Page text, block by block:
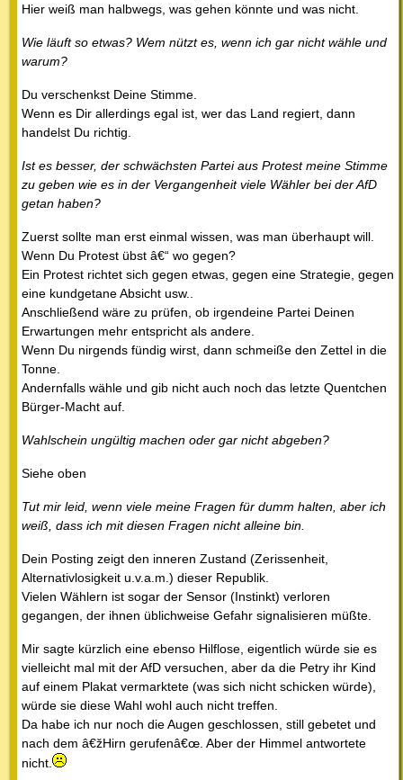
Hier weiß man halbwegs, was gehen könnte und was nicht.
Wie läuft so etwas? Wem nützt es, wenn ich gar nicht wähle und
warum?
Du verschenkst Deine Stimme.
Wenn es Dir allerdings egal ist, wer das Land regiert, dann
handelst Du richtig.
Ist es besser, der schwächsten Partei aus Protest meine Stimme
zu geben wie es in der Vergangenheit viele Wähler bei der AfD
getan haben?
Zuerst sollte man erst einmal wissen, was man überhaupt will.
Wenn Du Protest übst â€“ wo gegen?
Ein Protest richtet sich gegen etwas, gegen eine Strategie, gegen
eine kundgetane Absicht usw..
Anschließend wäre zu prüfen, ob irgendeine Partei Deinen
Erwartungen mehr entspricht als andere.
Wenn Du nirgends fündig wirst, dann schmeiße den Zettel in die
Tonne.
Andernfalls wähle und gib nicht auch noch das letzte Quentchen
Bürger-Macht auf.
Wahlschein ungültig machen oder gar nicht abgeben?
Siehe oben
Tut mir leid, wenn viele meine Fragen für dumm halten, aber ich
weiß, dass ich mit diesen Fragen nicht alleine bin.
Dein Posting zeigt den inneren Zustand (Zerissenheit,
Alternativlosigkeit u.v.a.m.) dieser Republik.
Vielen Wählern ist sogar der Sensor (Instinkt) verloren
gegangen, der ihnen üblichweise Gefahr signalisieren müßte.
Mir sagte kürzlich eine ebenso Hilflose, eigentlich würde sie es
vielleicht mal mit der AfD versuchen, aber da die Petry ihr Kind
auf einem Plakat vermarktete (was sich nicht schicken würde),
würde sie diese Wahl wohl auch nicht treffen.
Da habe ich nur noch die Augen geschlossen, still gebetet und
nach dem â€žHirn gerufenâ€œ. Aber der Himmel antwortete
nicht.